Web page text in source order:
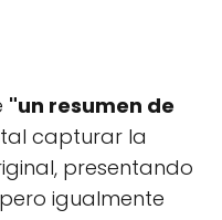
"un resumen de
capturar la
presentando
igualmente